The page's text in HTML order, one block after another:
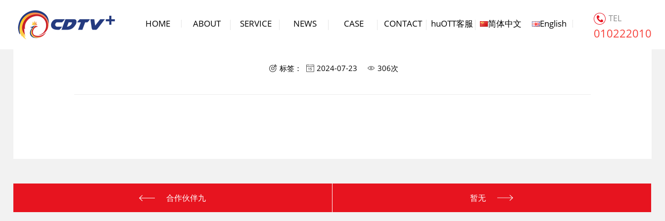
HOME ABOUT SERVICE NEWS CASE CONTACT huOTT客服 简体中文 English TEL
010222010
 标签：  2024-07-23  306次
合作伙伴九 暂无